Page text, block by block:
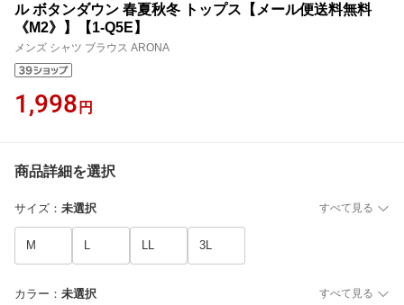
ル ボタンダウン 春夏秋冬 トップス【メール便送料無料
《M2》】【1-Q5E】
メンズ シャツ ブラウス ARONA
1,998 円
商品詳細を選択
サイズ ： 未選択 すべて見る
M L LL 3L
カラー ： 未選択 すべて見る